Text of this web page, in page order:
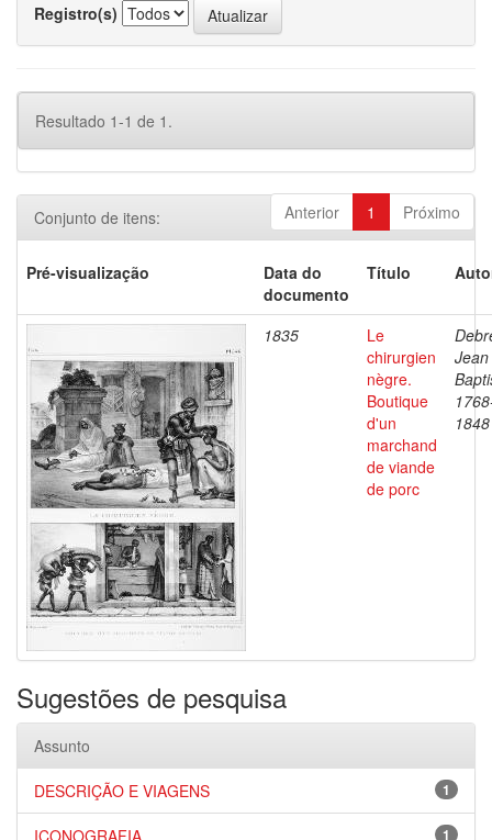
Registro(s)
Resultado 1-1 de 1.
Anterior 1 Próximo
Conjunto de itens:
Pré-visualização
Data do
documento
Título
1835
Le
chirurgien
nègre.
Boutique
d'un
marchand
de viande
de porc
Jean
1848
Sugestões de pesquisa
Assunto
1
DESCRIÇÃO E VIAGENS
1
ICONOGRAFIA